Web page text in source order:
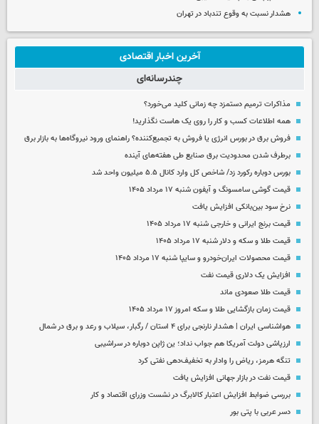
هشدار نسبت به وقوع تندباد در تهران
آخرین اخبار اقتصادی
چندرسانه‌ای
مذاکرات ترمیم دستمزد چه زمانی کلید می‌خورد؟
همه اطلاعات کسب‌ و کار را روی یک هاست نگذارید!
فروش برق در بورس انرژی یا فروش به تجمیع‌کننده؟ راهنمای ورود نیروگاه‌ها به بازار برق
برطرف شدن محدودیت‌ برق صنایع طی هفته‌های آینده
بورس دوباره رکورد زد/ شاخص کل وارد کانال ۵.۵ میلیون واحد شد
قیمت گوشی سامسونگ و آیفون شنبه ۱۷ مرداد ۱۴۰۵
نرخ سود بین‌بانکی افزایش یافت
قیمت برنج ایرانی و خارجی شنبه ۱۷ مرداد ۱۴۰۵
قیمت طلا و سکه و دلار شنبه ۱۷ مرداد ۱۴۰۵
قیمت محصولات ایران‌خودرو و سایپا شنبه ۱۷ مرداد ۱۴۰۵
افزایش یک دلاری قیمت نفت
قیمت طلا صعودی ماند
قیمت زمان بازگشایی طلا و سکه امروز ۱۷ مرداد ۱۴۰۵
هواشناسی ایران | هشدار نارنجی برای ۴ استان / رگبار، سیلاب و رعد و برق در شمال
ارزپاشی دولت آمریکا هم جواب نداد؛ ین ژاپن دوباره در سراشیبی
تنگه هرمز، ریاض را وادار به تخفیف‌دهی نفتی کرد
قیمت نفت در بازار جهانی افزایش یافت
بررسی ضوابط افزایش اعتبار کالابرگ در نشست وزرای اقتصاد و کار
دسر عربی با پتی بور